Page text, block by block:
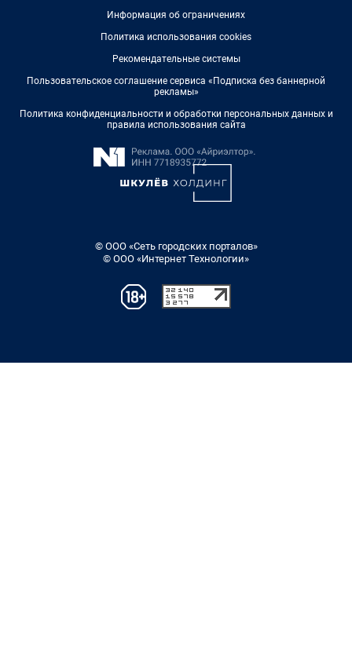
Информация об ограничениях
Политика использования cookies
Рекомендательные системы
Пользовательское соглашение сервиса «Подписка без баннерной
рекламы»
Политика конфиденциальности и обработки персональных данных и
правила использования сайта
© ООО «Сеть городских порталов»
© ООО «Интернет Технологии»